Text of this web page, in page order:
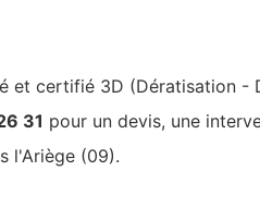
et certifié 3D (Dératisation -
31 pour un devis, une
l'Ariège (09).